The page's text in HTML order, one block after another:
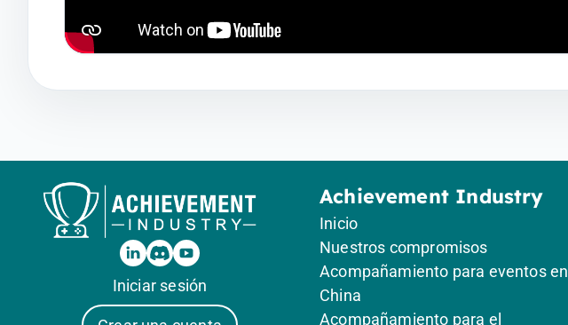
Iniciar sesión
Achievement Industry
Inicio
Nuestros compromisos
Acompañamiento para eventos en
China
Acompañamiento para el